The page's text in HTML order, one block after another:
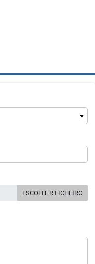
ESCOLHER FICHEIRO